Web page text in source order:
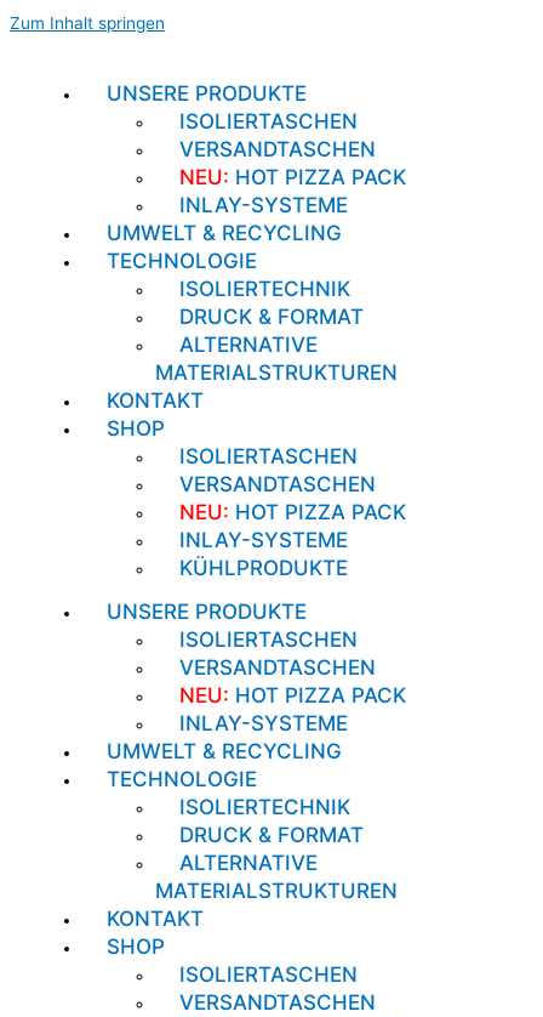
Zum Inhalt springen
UNSERE PRODUKTE
ISOLIERTASCHEN
VERSANDTASCHEN
NEU: HOT PIZZA PACK
INLAY-SYSTEME
UMWELT & RECYCLING
TECHNOLOGIE
ISOLIERTECHNIK
DRUCK & FORMAT
ALTERNATIVE
MATERIALSTRUKTUREN
KONTAKT
SHOP
ISOLIERTASCHEN
VERSANDTASCHEN
NEU: HOT PIZZA PACK
INLAY-SYSTEME
KÜHLPRODUKTE
UNSERE PRODUKTE
ISOLIERTASCHEN
VERSANDTASCHEN
NEU: HOT PIZZA PACK
INLAY-SYSTEME
UMWELT & RECYCLING
TECHNOLOGIE
ISOLIERTECHNIK
DRUCK & FORMAT
ALTERNATIVE
MATERIALSTRUKTUREN
KONTAKT
SHOP
ISOLIERTASCHEN
VERSANDTASCHEN